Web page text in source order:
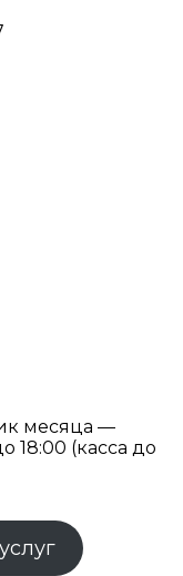
месяца —
18:00 (касса до